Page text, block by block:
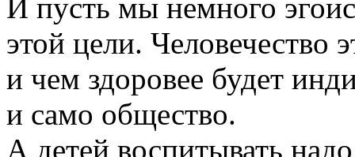
И пусть мы немного
этой цели. Человечество
и чем здоровее будет
и само общество.
А детей воспитывать